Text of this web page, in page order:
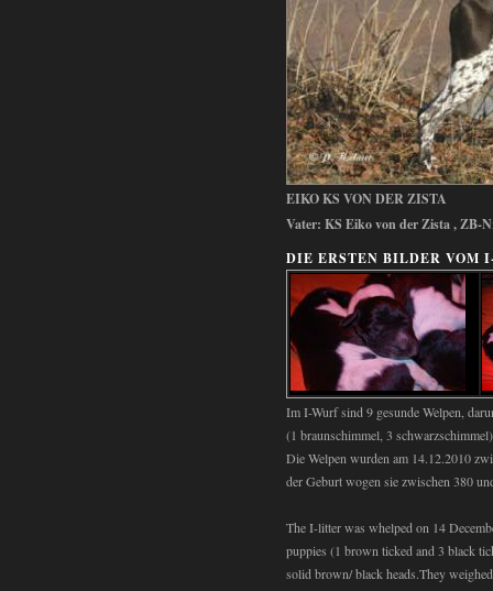
EIKO KS VON DER ZISTA
Vater: KS Eiko von der Zista , ZB-
DIE ERSTEN BILDER VOM
Im I-Wurf sind 9 gesunde Welpen,
(1 braunschimmel, 3
Die Welpen wurden am 14.12.2010
der Geburt wogen sie zwischen 380
The I-litter was whelped on 14
puppies (1 brown ticked and 3 black
solid brown/ black heads.They